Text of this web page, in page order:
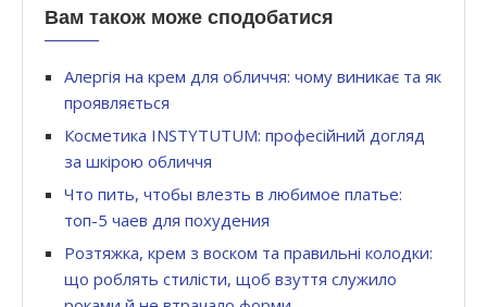
Вам також може сподобатися
Алергія на крем для обличчя: чому виникає та як
проявляється
Косметика INSTYTUTUM: професійний догляд
за шкірою обличчя
Что пить, чтобы влезть в любимое платье:
топ-5 чаев для похудения
Розтяжка, крем з воском та правильні колодки:
що роблять стилісти, щоб взуття служило